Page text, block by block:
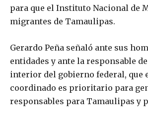
para que el Instituto Nacional de
migrantes de Tamaulipas.
Gerardo Peña señaló ante sus
entidades y ante la responsable
interior del gobierno federal, que
coordinado es prioritario para
responsables para Tamaulipas y